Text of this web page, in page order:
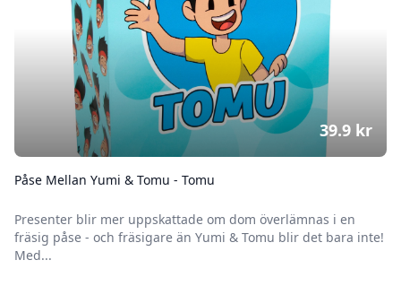
Påse Mellan Yumi & Tomu - Tomu
Presenter blir mer uppskattade om dom överlämnas i en
fräsig påse - och fräsigare än Yumi & Tomu blir det bara inte!
Med...
39.9 kr